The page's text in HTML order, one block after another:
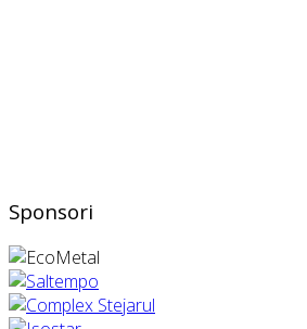
Sponsori